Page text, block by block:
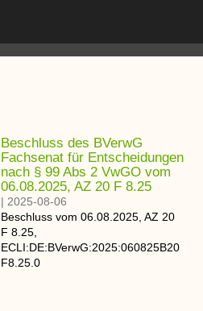
Beschluss des BVerwG
Fachsenat für Entscheidungen
nach § 99 Abs 2 VwGO vom
06.08.2025, AZ 20 F 8.25
| 2025-08-06
Beschluss vom 06.08.2025, AZ 20
F 8.25,
ECLI:DE:BVerwG:2025:060825B20
F8.25.0